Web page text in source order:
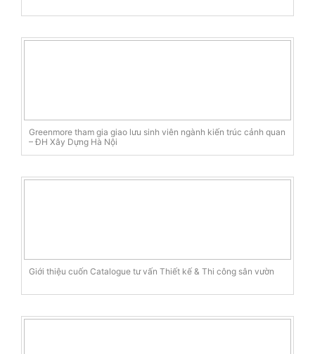
Greenmore tham gia giao lưu sinh viên ngành kiến trúc cảnh quan
– ĐH Xây Dựng Hà Nội
Giới thiệu cuốn Catalogue tư vấn Thiết kế & Thi công sân vườn